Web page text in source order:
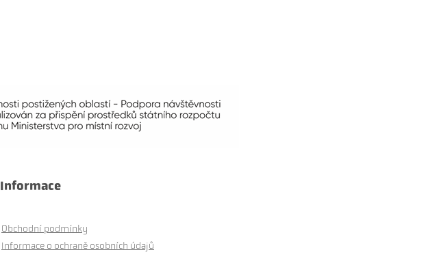
Informace
Obchodní podmínky
Informace o ochraně osobních údajů